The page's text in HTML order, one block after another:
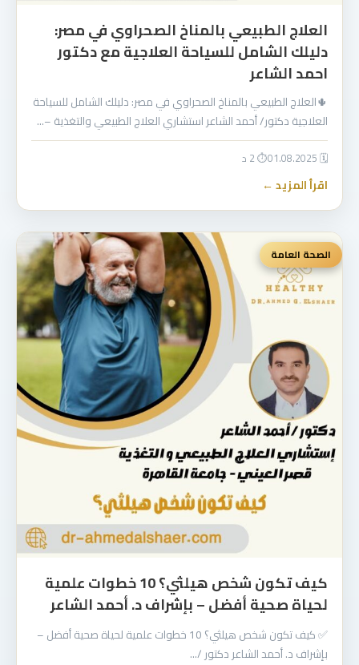
العلاج الطبيعي بالمناخ الصحراوي في مصر:
دليلك الشامل للسياحة العلاجية مع دكتور
احمد الشاعر
🌵العلاج الطبيعي بالمناخ الصحراوي في مصر: دليلك الشامل للسياحة
العلاجية دكتور/ أحمد الشاعر استشاري العلاج الطبيعي والتغذية –…
🗓 01.08.2025 ⏱ 2 د
اقرأ المزيد ←
الصحة العامة
كيف تكون شخص هيلثي؟ 10 خطوات علمية
لحياة صحية أفضل – بإشراف د. أحمد الشاعر
✅ كيف تكون شخص هيلثي؟ 10 خطوات علمية لحياة صحية أفضل –
بإشراف د. أحمد الشاعر دكتور /…